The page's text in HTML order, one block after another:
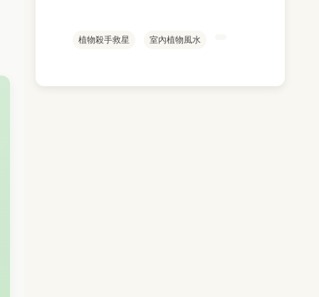
植物殺手救星 室內植物風水